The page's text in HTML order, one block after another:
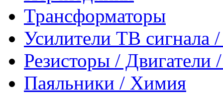
Трансформаторы
Усилители ТВ сигнала
Резисторы /
Паяльники / Химия